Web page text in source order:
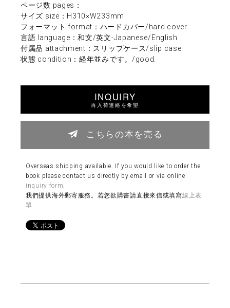
ページ数 pages：
サイズ size：H310×W233mm
フォーマット format：ハードカバー/hard cover
言語 language：和文/英文-Japanese/English
付属品 attachment：スリップケース/slip case.
状態 condition：経年並みです。/good.
INQUIRY
再入荷連絡を希望
こちらの本を売る
Overseas shipping available. If you would like to order the
book please contact us directly by email or via online
inquiry form
我們提供海外郵寄服務。若您欲購書請直接來信或填寫線上表
單